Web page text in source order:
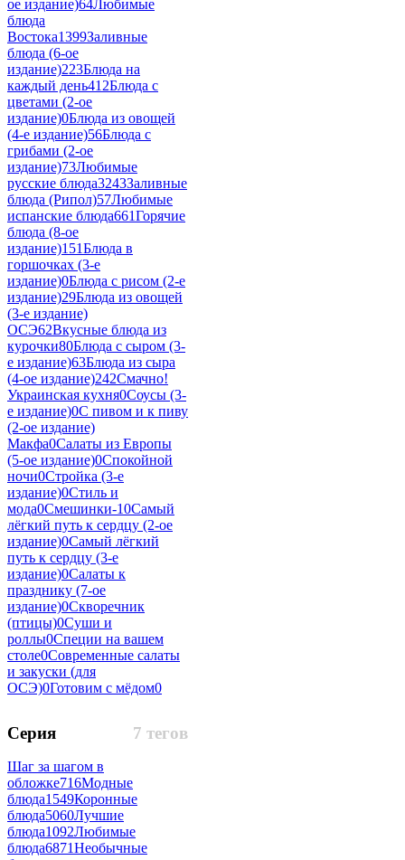
ое издание)64Любимые
блюда
Востока1399Заливные
блюда (6-ое
издание)223Блюда на
каждый день412Блюда с
цветами (2-ое
издание)0Блюда из овощей
(4-е издание)56Блюда с
грибами (2-ое
издание)73Любимые
русские блюда3243Заливные
блюда (Рипол)57Любимые
испанские блюда661Горячие
блюда (8-ое
издание)151Блюда в
горшочках (3-е
издание)0Блюда с рисом (2-е
издание)29Блюда из овощей
(3-е издание)
ОСЭ62Вкусные блюда из
курочки80Блюда с сыром (3-
е издание)63Блюда из сыра
(4-ое издание)242Смачно!
Украинская кухня0Соусы (3-
е издание)0С пивом и к пиву
(2-ое издание)
Макфа0Салаты из Европы
(5-ое издание)0Спокойной
ночи0Стройка (3-е
издание)0Стиль и
мода0Смешинки-10Самый
лёгкий путь к сердцу (2-ое
издание)0Самый лёгкий
путь к сердцу (3-е
издание)0Салаты к
празднику (7-ое
издание)0Скворечник
(птицы)0Суши и
роллы0Специи на вашем
столе0Современные салаты
и закуски (для
ОСЭ)0Готовим с мёдом0
7 тегов
Серия
Шаг за шагом в
обложке716Модные
блюда1549Коронные
блюда5060Лучшие
блюда1092Любимые
блюда6871Необычные